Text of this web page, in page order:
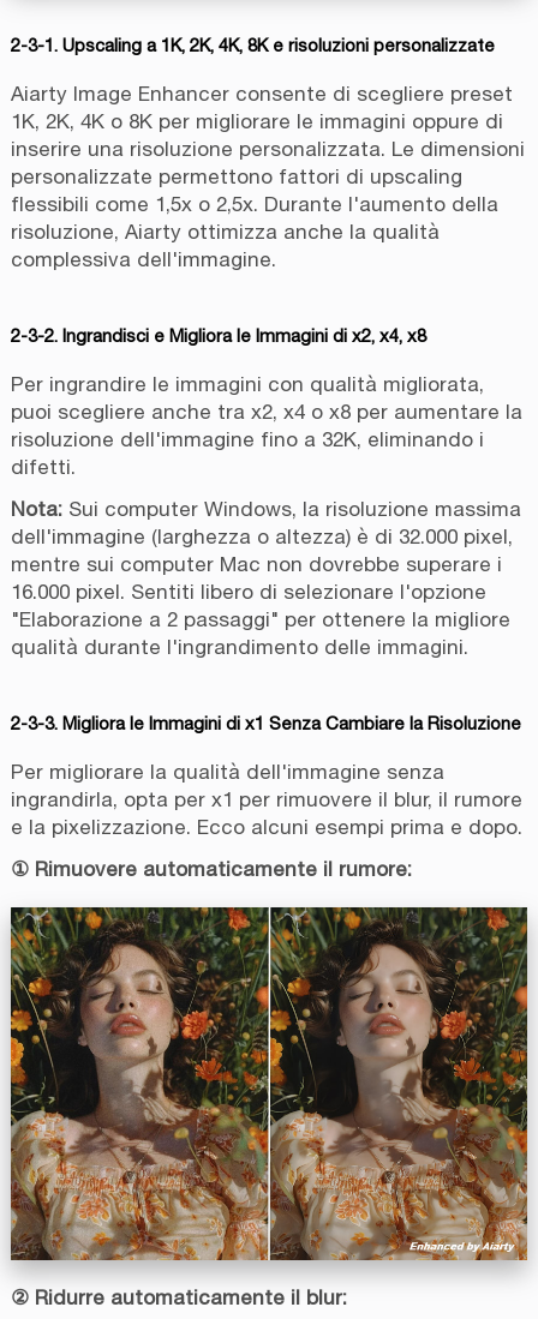
2-3-1. Upscaling a 1K, 2K, 4K, 8K e risoluzioni personalizzate
Aiarty Image Enhancer consente di scegliere preset
1K, 2K, 4K o 8K per migliorare le immagini oppure di
inserire una risoluzione personalizzata. Le dimensioni
personalizzate permettono fattori di upscaling
flessibili come 1,5x o 2,5x. Durante l'aumento della
risoluzione, Aiarty ottimizza anche la qualità
complessiva dell'immagine.
2-3-2. Ingrandisci e Migliora le Immagini di x2, x4, x8
Per ingrandire le immagini con qualità migliorata,
puoi scegliere anche tra x2, x4 o x8 per aumentare la
risoluzione dell'immagine fino a 32K, eliminando i
difetti.
Nota:Sui computer Windows, la risoluzione massima
dell'immagine (larghezza o altezza) è di 32.000 pixel,
mentre sui computer Mac non dovrebbe superare i
16.000 pixel. Sentiti libero di selezionare l'opzione
"Elaborazione a 2 passaggi" per ottenere la migliore
qualità durante l'ingrandimento delle immagini.
2-3-3. Migliora le Immagini di x1 Senza Cambiare la Risoluzione
Per migliorare la qualità dell'immagine senza
ingrandirla, opta per x1 per rimuovere il blur, il rumore
e la pixelizzazione. Ecco alcuni esempi prima e dopo.
① Rimuovere automaticamente il rumore:
② Ridurre automaticamente il blur: